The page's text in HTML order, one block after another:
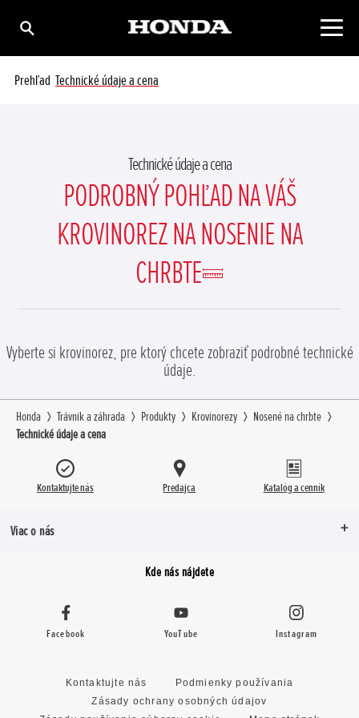
Prehľad Technické údaje a cena
Technické údaje a cena
PODROBNÝ POHĽAD NA VÁŠ
KROVINOREZ NA NOSENIE NA
CHRBTE
Vyberte si krovinorez, pre ktorý chcete zobraziť podrobné technické
údaje.
Honda Trávnik a záhrada Produkty Krovinorezy
Nosené na chrbte
Technické údaje a cena
Kontaktujte nás Predajca Katalóg a cenník
Viac o nás
Kde nás nájdete
Facebook YouTube Instagram
Kontaktujte nás
Podmienky používania
Zásady ochrany osobných údajov